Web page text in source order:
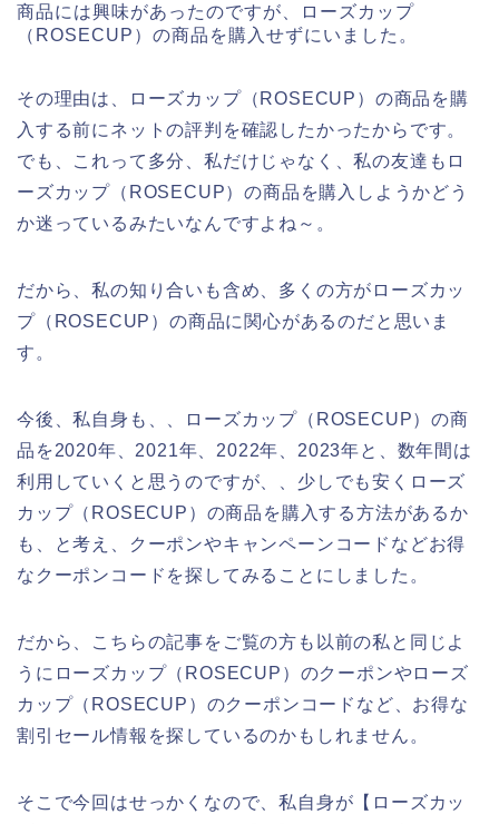
商品には興味があったのですが、ローズカップ
（ROSECUP）の商品を購入せずにいました。
その理由は、ローズカップ（ROSECUP）の商品を購
入する前にネットの評判を確認したかったからです。
でも、これって多分、私だけじゃなく、私の友達もロ
ーズカップ（ROSECUP）の商品を購入しようかどう
か迷っているみたいなんですよね～。
だから、私の知り合いも含め、多くの方がローズカッ
プ（ROSECUP）の商品に関心があるのだと思いま
す。
今後、私自身も、、ローズカップ（ROSECUP）の商
品を2020年、2021年、2022年、2023年と、数年間は
利用していくと思うのですが、、少しでも安くローズ
カップ（ROSECUP）の商品を購入する方法があるか
も、と考え、クーポンやキャンペーンコードなどお得
なクーポンコードを探してみることにしました。
だから、こちらの記事をご覧の方も以前の私と同じよ
うにローズカップ（ROSECUP）のクーポンやローズ
カップ（ROSECUP）のクーポンコードなど、お得な
割引セール情報を探しているのかもしれません。
そこで今回はせっかくなので、私自身が【ローズカッ